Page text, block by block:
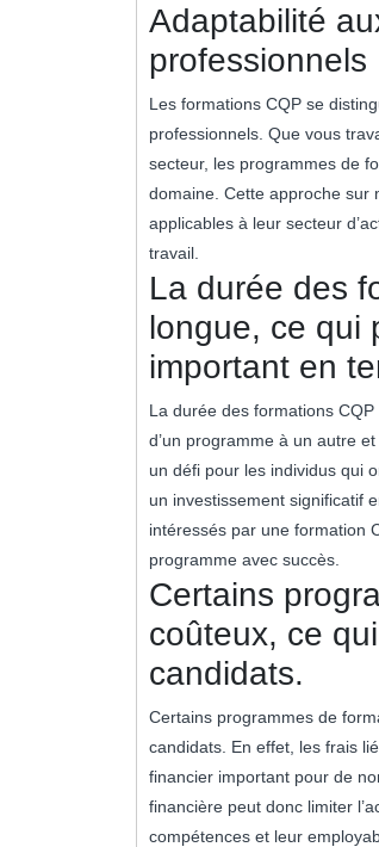
Adaptabilité
professionnels
Les formations CQP se
professionnels. Que vous
secteur, les programmes de
domaine. Cette approche sur
applicables à leur secteur
travail.
La durée des
longue, ce qui
important en
La durée des formations
d’un programme à un autre
un défi pour les individus qui
un investissement significatif
intéressés par une formation
programme avec succès.
Certains
coûteux, ce
candidats.
Certains programmes de
candidats. En effet, les frais
financier important pour de
financière peut donc limiter
compétences et leur